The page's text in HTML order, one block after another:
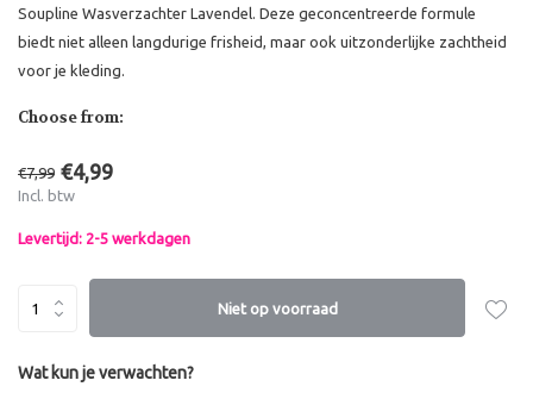
Soupline Wasverzachter Lavendel. Deze geconcentreerde formule
biedt niet alleen langdurige frisheid, maar ook uitzonderlijke zachtheid
voor je kleding.
Choose from:
€7,99 €4,99
Incl. btw
Levertijd: 2-5 werkdagen
Niet op voorraad
Wat kun je verwachten?